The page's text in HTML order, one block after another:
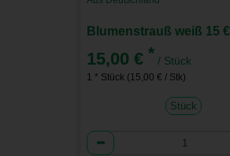
Blumenstrauß weiß 15 €
15,00 € * / Stück
1 * Stück (15,00 € / Stk)
Stück
Anzahl